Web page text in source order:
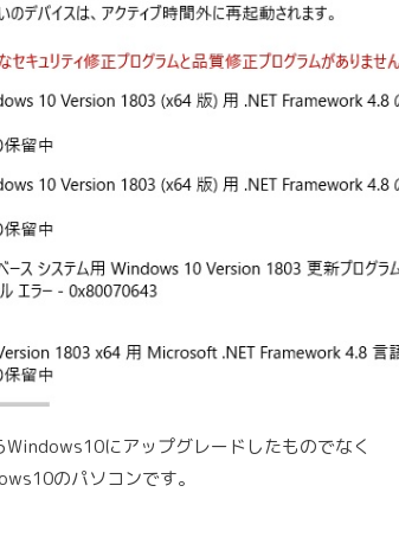
にアップグレードしたものでなく
のパソコンです。